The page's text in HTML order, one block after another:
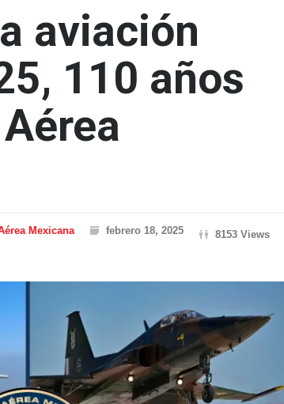
aviación
110 años
Mexicana febrero 18, 2025
8153 Views